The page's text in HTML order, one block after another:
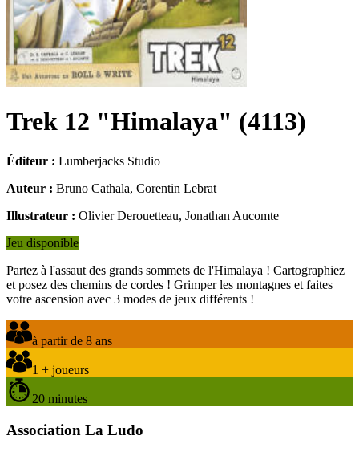
Trek 12 "Himalaya" (4113)
Éditeur : Lumberjacks Studio
Auteur : Bruno Cathala, Corentin Lebrat
Illustrateur : Olivier Derouetteau, Jonathan Aucomte
Jeu disponible
Partez à l'assaut des grands sommets de l'Himalaya ! Cartographiez
et posez des chemins de cordes ! Grimper les montagnes et faites
votre ascension avec 3 modes de jeux différents !
à partir de 8 ans
1 + joueurs
20 minutes
Association La Ludo